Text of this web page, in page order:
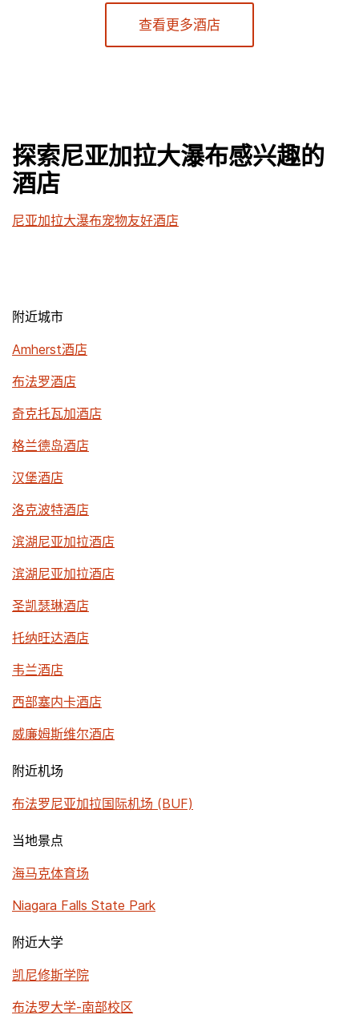
查看更多酒店
探索尼亚加拉大瀑布感兴趣的
酒店
尼亚加拉大瀑布宠物友好酒店
附近城市
Amherst酒店
布法罗酒店
奇克托瓦加酒店
格兰德岛酒店
汉堡酒店
洛克波特酒店
滨湖尼亚加拉酒店
滨湖尼亚加拉酒店
圣凯瑟琳酒店
托纳旺达酒店
韦兰酒店
西部塞内卡酒店
威廉姆斯维尔酒店
附近机场
布法罗尼亚加拉国际机场 (BUF)
当地景点
海马克体育场
Niagara Falls State Park
附近大学
凯尼修斯学院
布法罗大学-南部校区